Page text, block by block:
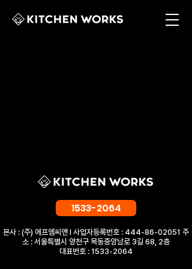
1533-2064
​본사 : (주) 에프엠씨앤 l 사업자등록번호 : 444-86-02051 주
소 : 서울특별시 양천구 목동중앙남로 3길 68, 2층
대표번호 : 1533-2064